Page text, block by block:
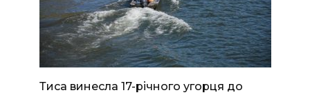
Тиса винесла 17-річного угорця до